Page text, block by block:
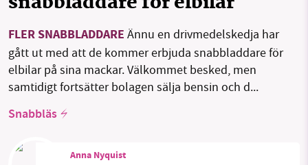
OM OSS
Sök Sparade inlägg Tipsa oss
FLER SNABBLADDARE Ännu en drivmedelskedja har
gått ut med att de kommer erbjuda snabbladdare för
elbilar på sina mackar. Välkommet besked, men
samtidigt fortsätter bolagen sälja bensin och d...
Snabbläs
Anna Nyquist